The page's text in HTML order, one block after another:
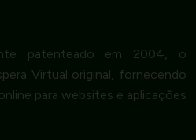
patenteado em 2004, o
Virtual original, fornecendo
para websites e aplicações